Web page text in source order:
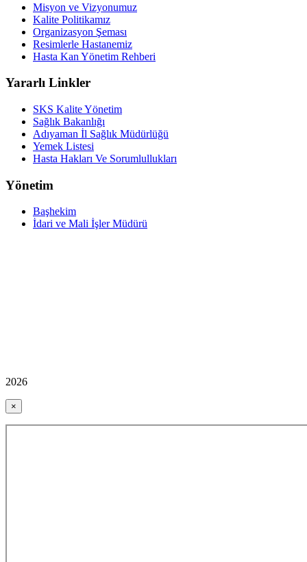
Misyon ve Vizyonumuz
Kalite Politikamız
Organizasyon Şeması
Resimlerle Hastanemiz
Hasta Kan Yönetim Rehberi
Yararlı Linkler
SKS Kalite Yönetim
Sağlık Bakanlığı
Adıyaman İl Sağlık Müdürlüğü
Yemek Listesi
Hasta Hakları Ve Sorumlullukları
Yönetim
Başhekim
İdari ve Mali İşler Müdürü
2026
×